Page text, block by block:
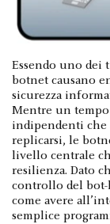
Essendo uno dei
botnet causano
sicurezza
Mentre un tempo
indipendenti
replicarsi, le
livello centrale
resilienza. Dato
controllo del bot-
come avere
semplice